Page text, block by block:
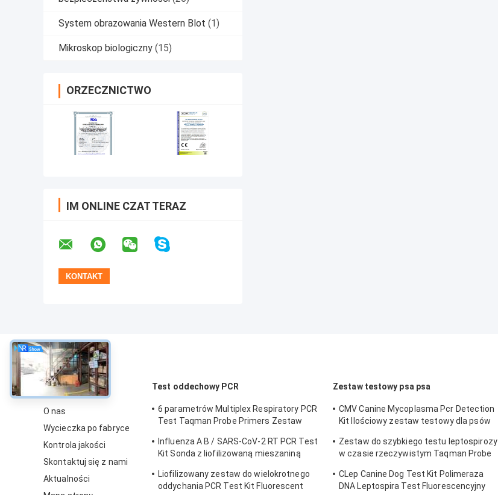
System obrazowania Western Blot (1)
Mikroskop biologiczny (15)
ORZECZNICTWO
IM ONLINE CZAT TERAZ
O
O nas
Wycieczka po fabryce
Kontrola jakości
Skontaktuj się z nami
Aktualności
Test oddechowy PCR
6 parametrów Multiplex Respiratory PCR
Test Taqman Probe Primers Zestaw
Influenza A B / SARS-CoV-2 RT PCR Test
Kit Sonda z liofilizowaną mieszaniną
Liofilizowany zestaw do wielokrotnego
oddychania PCR Test Kit Fluorescent
Zestaw testowy psa psa
CMV Canine Mycoplasma Pcr Detection
Kit Ilościowy zestaw testowy dla psów
Zestaw do szybkiego testu leptospirozy
w czasie rzeczywistym Taqman Probe
CLep Canine Dog Test Kit Polimeraza
DNA Leptospira Test Fluorescencyjny